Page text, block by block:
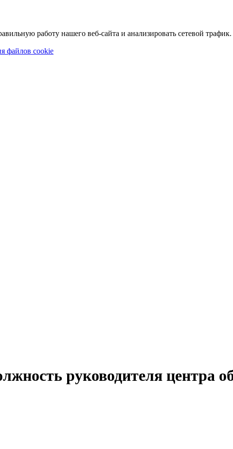
работу нашего веб-сайта и анализировать сетевой трафик.
файлов cookie
руководителя центра